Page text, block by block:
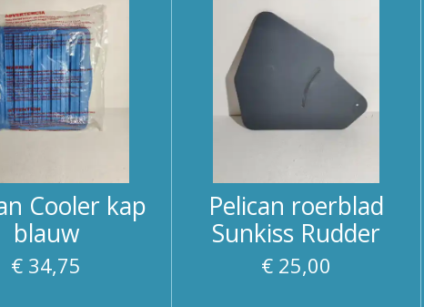
Cooler kap
blauw
€ 34,75
Pelican roerblad
Sunkiss Rudder
€ 25,00